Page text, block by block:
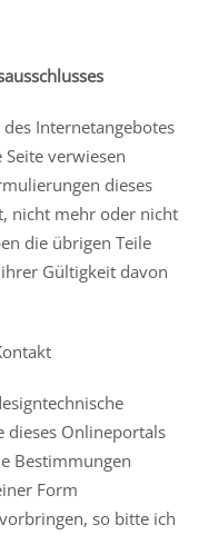
Internetangebotes
verwiesen
dieses
nicht mehr oder nicht
die übrigen Teile
Gültigkeit davon
dieses Onlineportals
Bestimmungen
Form
so bitte ich